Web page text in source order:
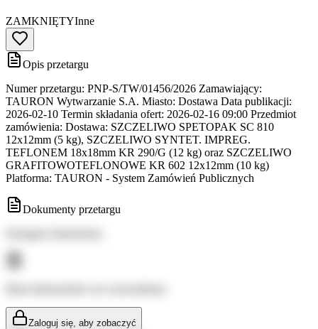
ZAMKNIĘTYInne
Opis przetargu
Numer przetargu: PNP-S/TW/01456/2026 Zamawiający:
TAURON Wytwarzanie S.A. Miasto: Dostawa Data publikacji:
2026-02-10 Termin składania ofert: 2026-02-16 09:00 Przedmiot
zamówienia: Dostawa: SZCZELIWO SPETOPAK SC 810
12x12mm (5 kg), SZCZELIWO SYNTET. IMPREG.
TEFLONEM 18x18mm KR 290/G (12 kg) oraz SZCZELIWO
GRAFITOWOTEFLONOWE KR 602 12x12mm (10 kg)
Platforma: TAURON - System Zamówień Publicznych
Dokumenty przetargu
Zaloguj się, aby zobaczyć